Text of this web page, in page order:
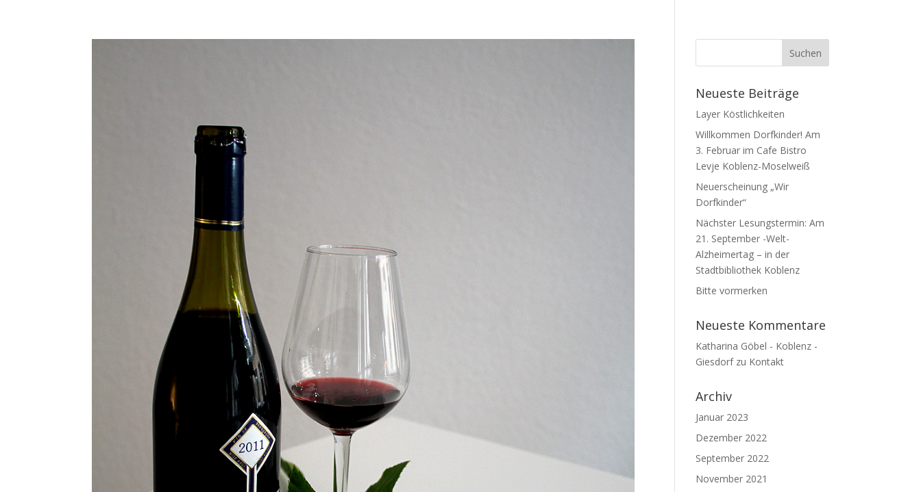
Neueste Beiträge
Layer Köstlichkeiten
Willkommen Dorfkinder! Am
3. Februar im Cafe Bistro
Levje Koblenz-Moselweiß
Neuerscheinung „Wir
Dorfkinder“
Nächster Lesungstermin: Am
21. September -Welt-
Alzheimertag – in der
Stadtbibliothek Koblenz
Bitte vormerken
Neueste Kommentare
Katharina Göbel - Koblenz -
Giesdorfzu Kontakt
Archiv
Januar 2023
Dezember 2022
September 2022
November 2021